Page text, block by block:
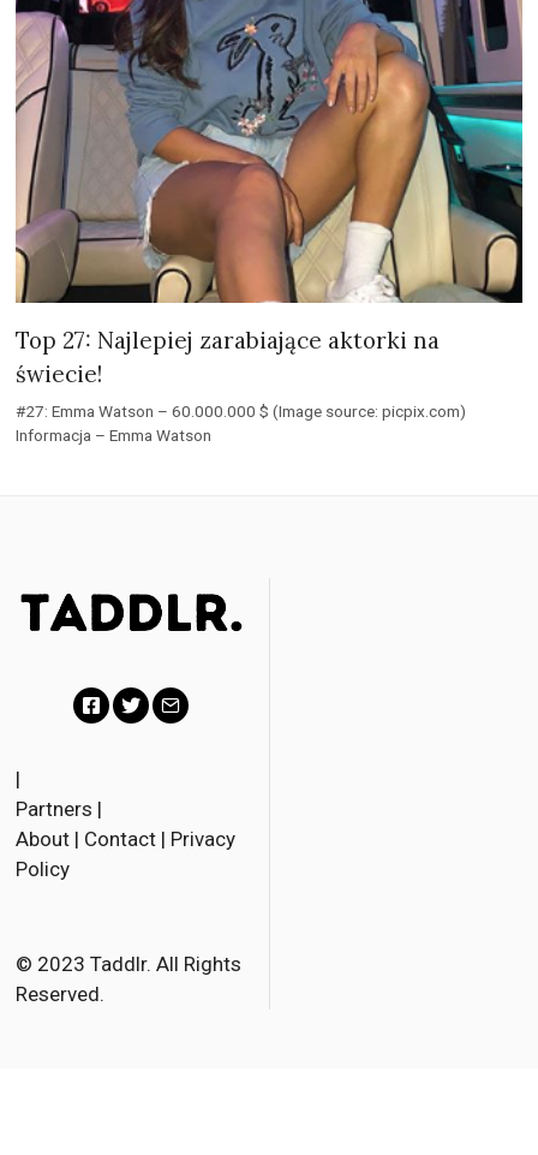
Top 27: Najlepiej zarabiające aktorki na
świecie!
#27: Emma Watson – 60.000.000 $ (Image source: picpix.com)
Informacja – Emma Watson
c
e
o
k
t
r
i
|
Partners |
About | Contact | Privacy
Policy
© 2023 Taddlr. All Rights
Reserved.